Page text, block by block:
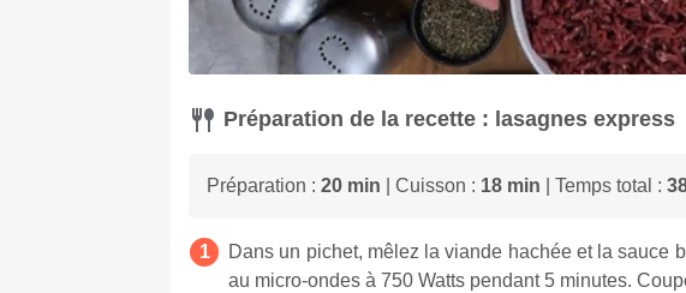
Préparation de la recette : lasagnes express
Préparation : 20 min | Cuisson : 18 min | Temps total :
Dans un pichet, mêlez la viande hachée et la sauce
au micro-ondes à 750 Watts pendant 5 minutes.